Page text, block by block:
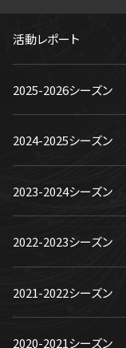
活動レポート
2025-2026シーズン
2024-2025シーズン
2023-2024シーズン
2022-2023シーズン
2021-2022シーズン
2020-2021シーズン